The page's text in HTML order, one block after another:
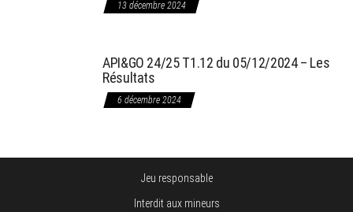
13 décembre 2024
API&GO 24/25 T1.12 du 05/12/2024 – Les
Résultats
6 décembre 2024
Jeu responsable
Interdit aux mineurs